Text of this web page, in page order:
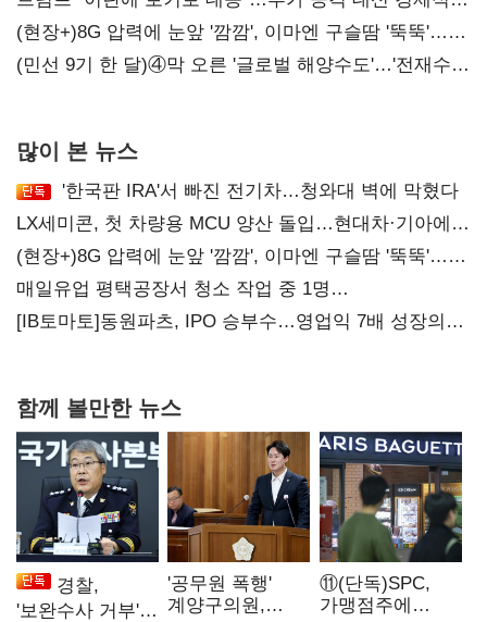
압박 시사
(현장+)8G 압력에 눈앞 '깜깜', 이마엔 구슬땀 '뚝뚝'…
화려한 에어쇼 뒤 땀방울
(민선 9기 한 달)④막 오른 '글로벌 해양수도'…'전재수
많이 본 뉴스
'한국판 IRA'서 빠진 전기차…청와대 벽에 막혔다
LX세미콘, 첫 차량용 MCU 양산 돌입…현대차·기아에
공급
(현장+)8G 압력에 눈앞 '깜깜', 이마엔 구슬땀 '뚝뚝'…
화려한 에어쇼 뒤 땀방울
매일유업 평택공장서 청소 작업 중 1명
사망…"안전관리체계 재점검"
[IB토마토]동원파츠, IPO 승부수…영업익 7배 성장의
함께 볼만한 뉴스
경찰,
'보완수사 거부'
'공무원 폭행'
계양구의원,
⑪(단독)SPC,
가맹점주에